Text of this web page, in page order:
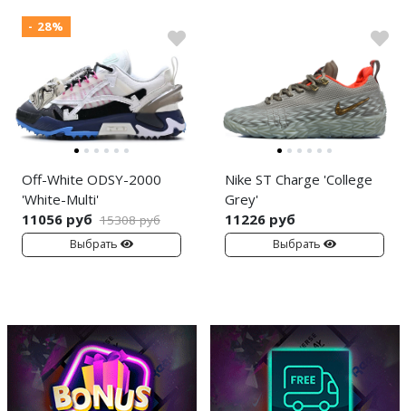
- 28%
Off-White ODSY-2000
'White-Multi'
11056 руб 15308 руб
Выбрать
Nike ST Charge 'College
Grey'
11226 руб
Выбрать